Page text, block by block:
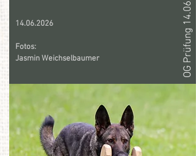
OG Prüfung 14.06.2026
14.06.2026
Fotos:
Jasmin Weichselbaumer